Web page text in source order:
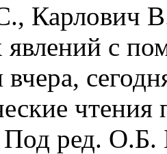
Карлович
явлений с
Под ред.